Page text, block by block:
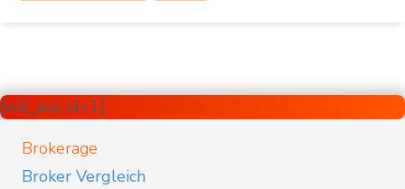
[wd_asp id=1]
Brokerage
Broker Vergleich